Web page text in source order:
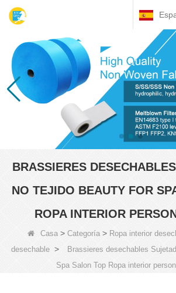
BRASSIERES
NO TEJIDO BEAUTY FOR
ROPA INTERIOR
Casa > Categoría > Ropa interior
desechable>
Brassieres desechables
Spa Salon Top Ropa interior